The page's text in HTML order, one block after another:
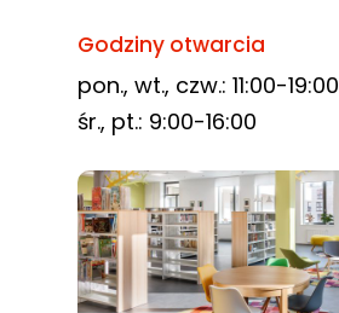
Godziny otwarcia
pon., wt., czw.: 11:00-19:00
śr., pt.: 9:00-16:00